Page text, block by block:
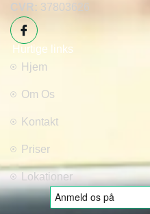
CVR: 37803626
Hurtige links
Hjem
Om Os
Kontakt
Priser
Lokationer